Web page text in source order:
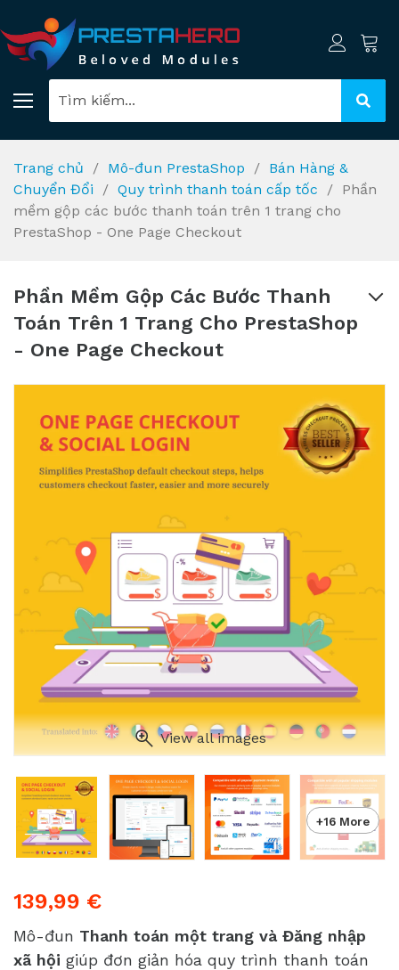
Trang chủ Mô-đun PrestaShop
Bán Hàng &
Chuyển Đổi
Quy trình thanh toán cấp tốc
Phần
mềm gộp các bước thanh toán trên 1 trang cho
PrestaShop - One Page Checkout
Phần Mềm Gộp Các Bước Thanh
Toán Trên 1 Trang Cho PrestaShop
- One Page Checkout
View all images
+16 More
139,99 €
Mô-đun Thanh toán một trang và Đăng nhập
xã hội giúp đơn giản hóa quy trình thanh toán